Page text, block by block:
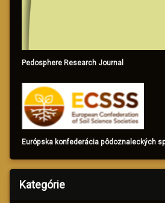
Pedosphere Research Journal
Európska konfederácia pôdoznaleckých
Kategórie